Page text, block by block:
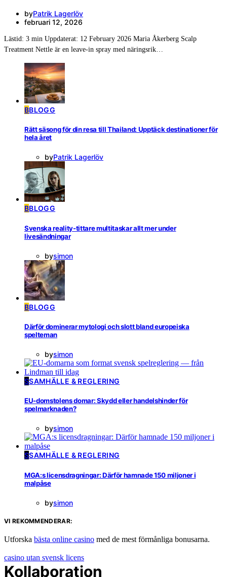
byPatrik Lagerlöv
februari 12, 2026
Lästid: 3 min Uppdaterat: 12 February 2026 Maria Åkerberg Scalp
Treatment Nettle är en leave-in spray med näringsrik…
BBLOGG
Rätt säsong för din resa till Thailand: Upptäck destinationer för
hela året
byPatrik Lagerlöv
BBLOGG
Svenska reality-tittare multitaskar allt mer under
livesändningar
bysimon
BBLOGG
Därför dominerar mytologi och slott bland europeiska
spelteman
bysimon
SSAMHÄLLE & REGLERING
EU-domstolens domar: Skydd eller handelshinder för
spelmarknaden?
bysimon
SSAMHÄLLE & REGLERING
MGA:s licensdragningar: Därför hamnade 150 miljoner i
malpåse
bysimon
VI REKOMMENDERAR:
Utforska bästa online casino med de mest förmånliga bonusarna.
casino utan svensk licens
Kollaboration